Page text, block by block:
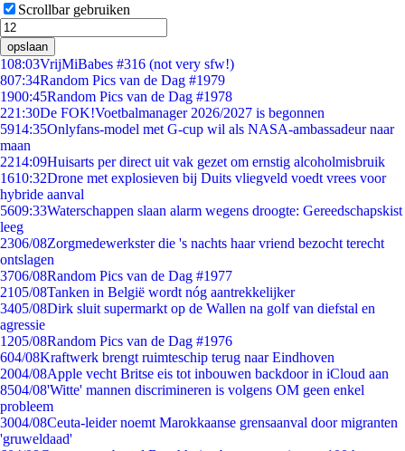
Scrollbar gebruiken
opslaan
108:03VrijMiBabes #316 (not very sfw!)
807:34Random Pics van de Dag #1979
1900:45Random Pics van de Dag #1978
221:30De FOK!Voetbalmanager 2026/2027 is begonnen
5914:35Onlyfans-model met G-cup wil als NASA-ambassadeur naar
maan
2214:09Huisarts per direct uit vak gezet om ernstig alcoholmisbruik
1610:32Drone met explosieven bij Duits vliegveld voedt vrees voor
hybride aanval
5609:33Waterschappen slaan alarm wegens droogte: Gereedschapskist
leeg
2306/08Zorgmedewerkster die 's nachts haar vriend bezocht terecht
ontslagen
3706/08Random Pics van de Dag #1977
2105/08Tanken in België wordt nóg aantrekkelijker
3405/08Dirk sluit supermarkt op de Wallen na golf van diefstal en
agressie
1205/08Random Pics van de Dag #1976
604/08Kraftwerk brengt ruimteschip terug naar Eindhoven
2004/08Apple vecht Britse eis tot inbouwen backdoor in iCloud aan
8504/08'Witte' mannen discrimineren is volgens OM geen enkel
probleem
3004/08Ceuta-leider noemt Marokkaanse grensaanval door migranten
'gruweldaad'